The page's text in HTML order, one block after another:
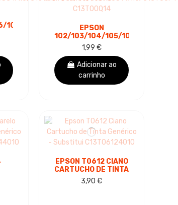
107/T6643/T6733
EPSON
102/103/104/105/107/T6641/
GARRAFA DE TINTA
GENÉRICA PRETA -
SUBSTITUI...
1,99 €
Adicionar ao
carrinho
EPSON T0612 CIANO
CARTUCHO DE TINTA
GENÉRICO -
SUBSTITUI
3,90 €